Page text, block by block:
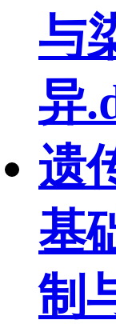
与
异
遗
基
制